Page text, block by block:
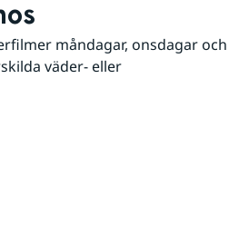
måndagar, onsdagar och
väder- eller